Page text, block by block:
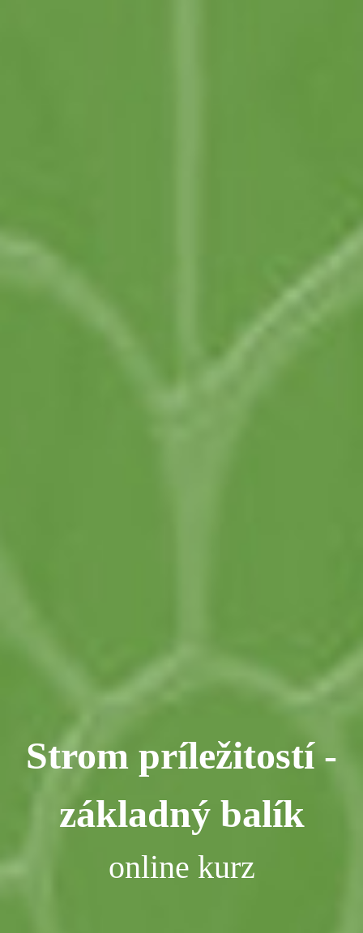
Strom príležitostí -
základný balík
online kurz